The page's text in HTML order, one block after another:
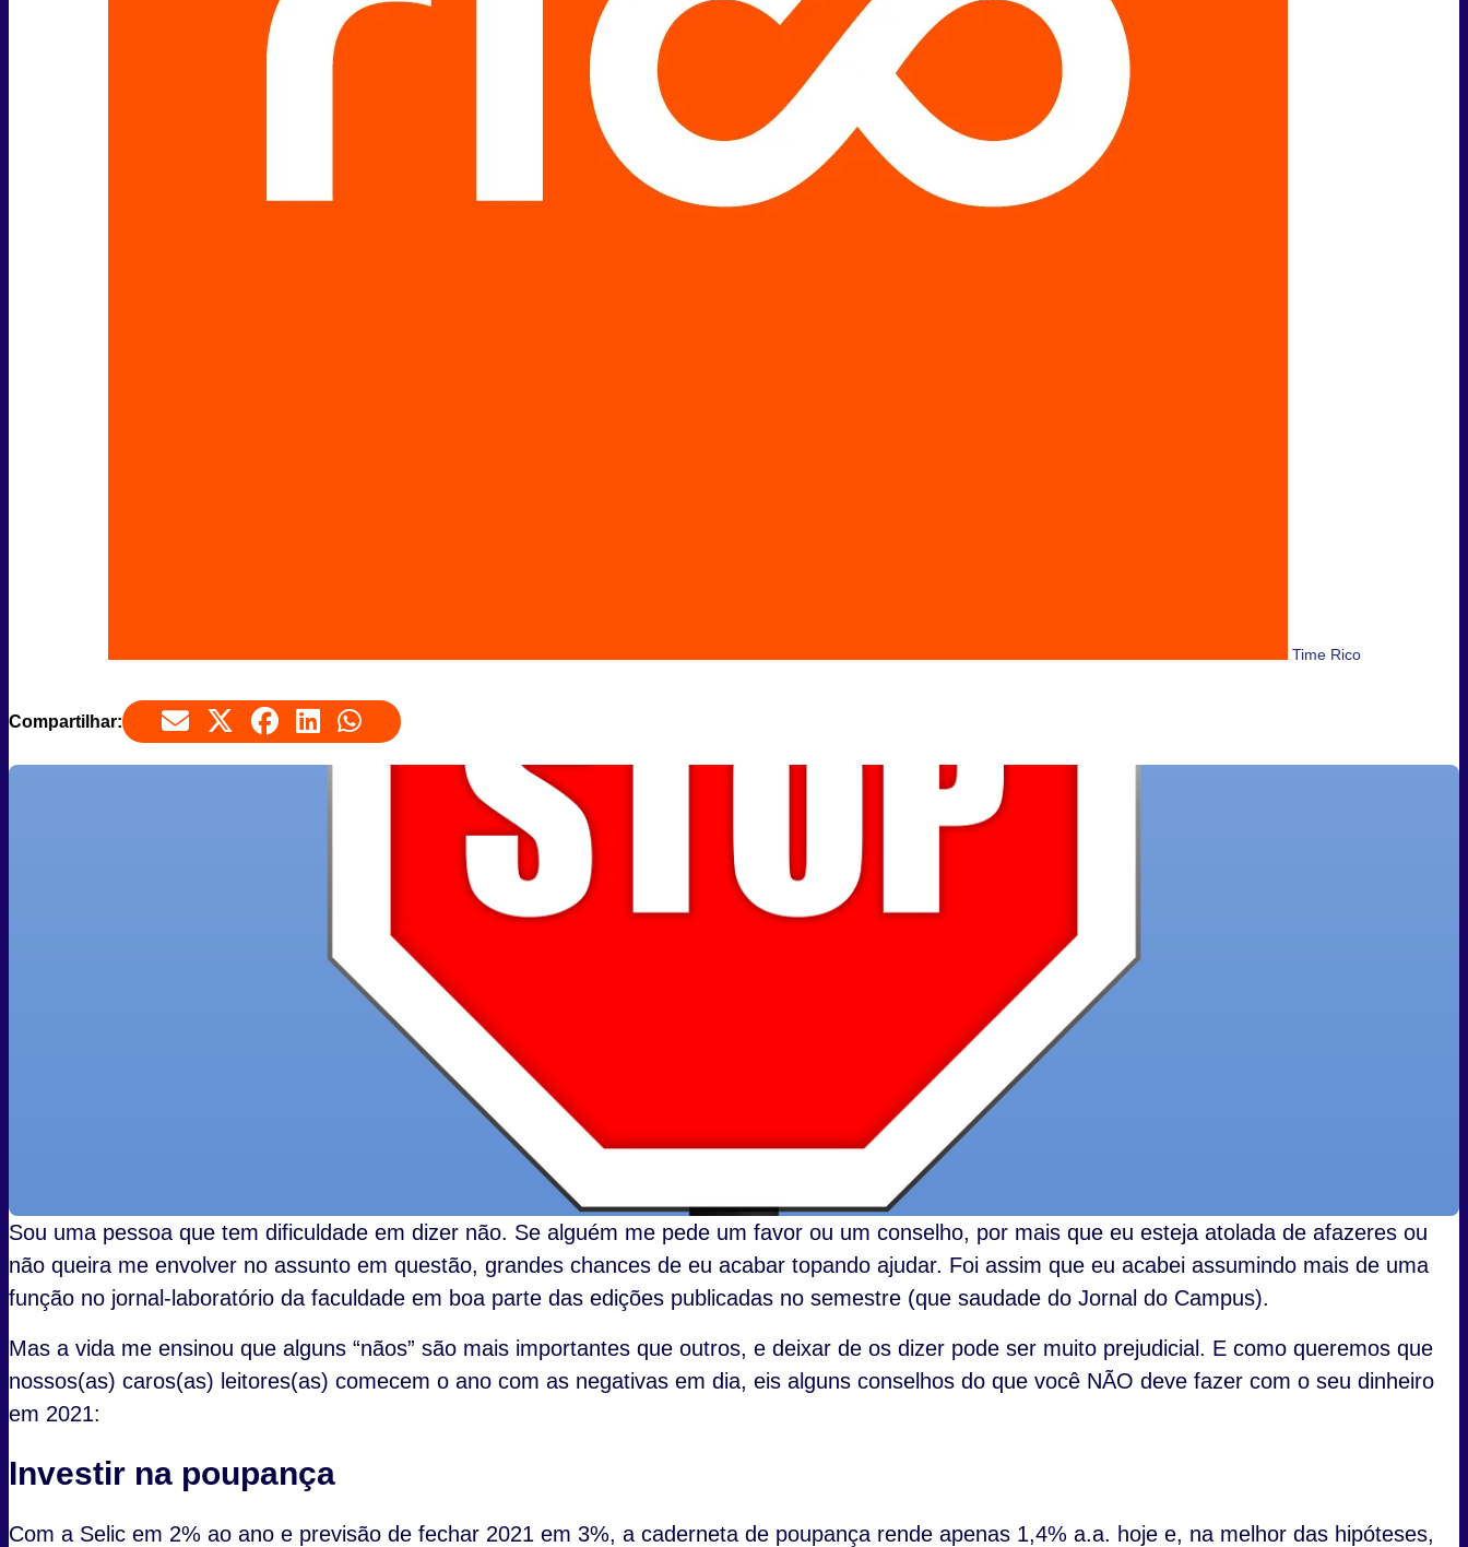
Time Rico
Compartilhar:
Sou uma pessoa que tem dificuldade em dizer não. Se alguém me pede um favor ou um conselho, por mais que eu esteja atolada de afazeres ou
não queira me envolver no assunto em questão, grandes chances de eu acabar topando ajudar. Foi assim que eu acabei assumindo mais de uma
função no jornal-laboratório da faculdade em boa parte das edições publicadas no semestre (que saudade do Jornal do Campus).
Mas a vida me ensinou que alguns “nãos” são mais importantes que outros, e deixar de os dizer pode ser muito prejudicial. E como queremos que
nossos(as) caros(as) leitores(as) comecem o ano com as negativas em dia, eis alguns conselhos do que você NÃO deve fazer com o seu dinheiro
em 2021:
Investir na poupança
Com a Selic em 2% ao ano e previsão de fechar 2021 em 3%, a caderneta de poupança rende apenas 1,4% a.a. hoje e, na melhor das hipóteses,